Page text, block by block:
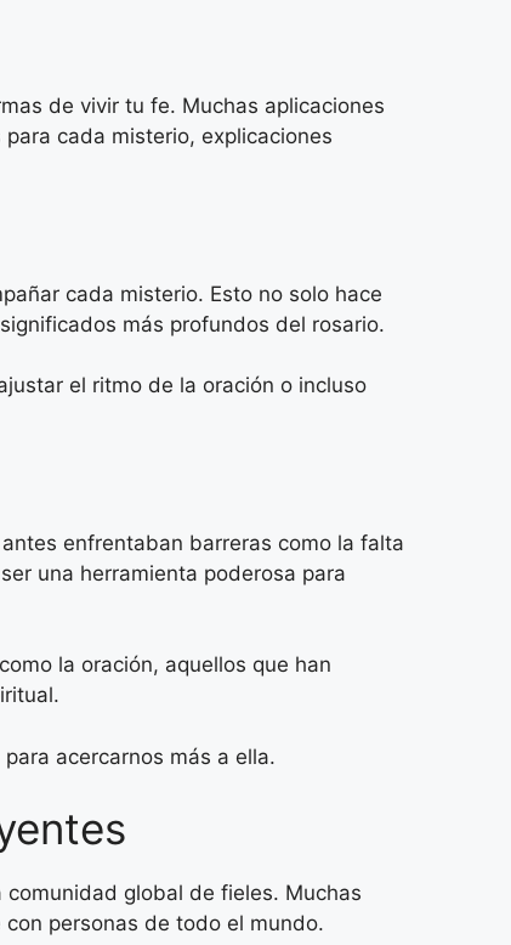
de vivir tu fe. Muchas aplicaciones
cada misterio, explicaciones
cada misterio. Esto no solo hace
más profundos del rosario.
el ritmo de la oración o incluso
enfrentaban barreras como la falta
una herramienta poderosa para
la oración, aquellos que han
acercarnos más a ella.
global de fieles. Muchas
personas de todo el mundo.